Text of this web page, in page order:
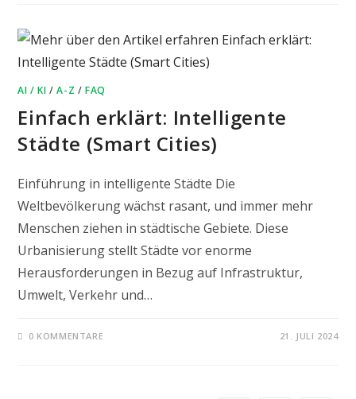
AI / KI /A-Z /FAQ
Einfach erklärt: Intelligente
Städte (Smart Cities)
Einführung in intelligente Städte Die
Weltbevölkerung wächst rasant, und immer mehr
Menschen ziehen in städtische Gebiete. Diese
Urbanisierung stellt Städte vor enorme
Herausforderungen in Bezug auf Infrastruktur,
Umwelt, Verkehr und…
0 KOMMENTARE 21. JULI 2024